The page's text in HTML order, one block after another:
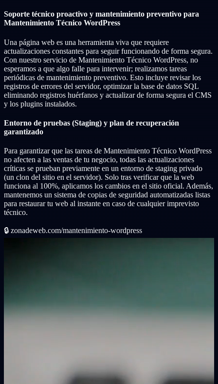
Soporte técnico proactivo y mantenimiento preventivo para
Mantenimiento Técnico WordPress
Una página web es una herramienta viva que requiere
actualizaciones constantes para seguir funcionando de forma segura.
Con nuestro servicio de Mantenimiento Técnico WordPress, no
esperamos a que algo falle para intervenir; realizamos tareas
periódicas de mantenimiento preventivo. Esto incluye revisar los
registros de errores del servidor, optimizar la base de datos SQL
eliminando registros huérfanos y actualizar de forma segura el CMS
y los plugins instalados.
Entorno de pruebas (Staging) y plan de recuperación
garantizado
Para garantizar que las tareas de Mantenimiento Técnico WordPress
no afecten a las ventas de tu negocio, todas las actualizaciones
críticas se prueban previamente en un entorno de staging privado
(un clon del sitio en el servidor). Solo tras verificar que la web
funciona al 100%, aplicamos los cambios en el sitio oficial. Además,
mantenemos un sistema de copias de seguridad automatizadas listas
para restaurar tu web al instante en caso de cualquier imprevisto
técnico.
🔒 zonadeweb.com/mantenimiento-wordpress